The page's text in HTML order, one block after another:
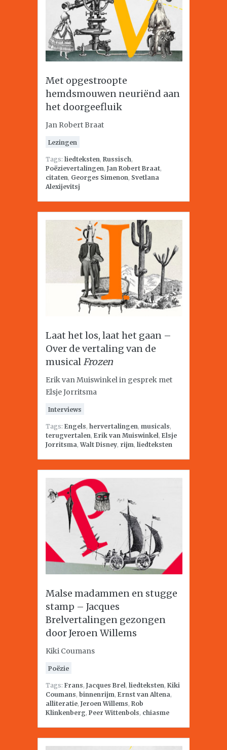
Met opgestroopte
hemdsmouwen neuriënd aan
het doorgeefluik
Jan Robert Braat
Lezingen
Tags: liedteksten, Russisch,
Poëzievertalingen, Jan Robert Braat,
citaten, Georges Simenon, Svetlana
Alexijevitsj
Laat het los, laat het gaan –
Over de vertaling van de
musical Frozen
Erik van Muiswinkel in gesprek met
Elsje Jorritsma
Interviews
Tags: Engels, hervertalingen, musicals,
terugvertalen, Erik van Muiswinkel, Elsje
Jorritsma,Walt Disney, rijm, liedteksten
Malse madammen en stugge
stamp – Jacques
Brelvertalingen gezongen
door Jeroen Willems
Kiki Coumans
Poëzie
Tags: Frans, Jacques Brel, liedteksten, Kiki
Coumans, binnenrijm, Ernst van Altena,
alliteratie, Jeroen Willems, Rob
Klinkenberg, Peer Wittenbols, chiasme